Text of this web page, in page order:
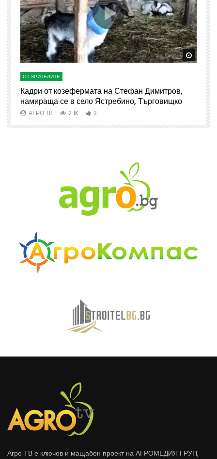
Watch Later Watch
ОТ ЗРИТЕЛИТЕ
Кадри от козефермата на Стефан Димитров,
намираща се в село Ястребино, Търговищко
АГРО ТВ 2.1K 2
Агро ТВ е ключов и мащабен проект на АГРОМЕДИЯ ГРУП,